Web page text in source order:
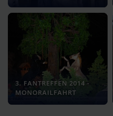
3. FANTREFFEN 2014 -
MONORAILFAHRT